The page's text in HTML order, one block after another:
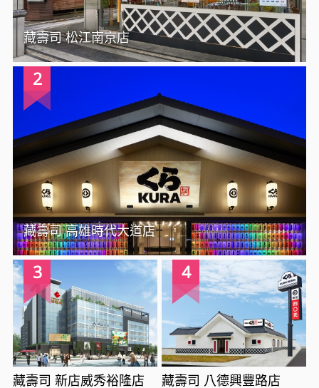
藏壽司 松江南京店
2
藏壽司 高雄時代大道店
3
藏壽司 新店威秀裕隆店
4
藏壽司 八德興豐路店